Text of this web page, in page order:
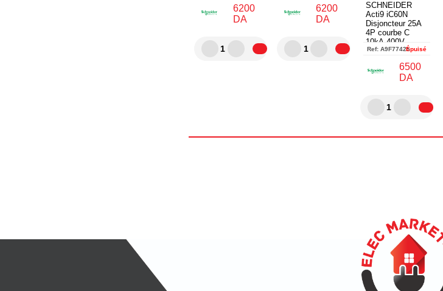
6200
DA
1
6200
DA
1
SCHNEIDER
Acti9 iC60N
Disjoncteur 25A
4P courbe C
10kA 400V -
A9F77425
Ref: A9F77425Épuisé
6500
DA
1